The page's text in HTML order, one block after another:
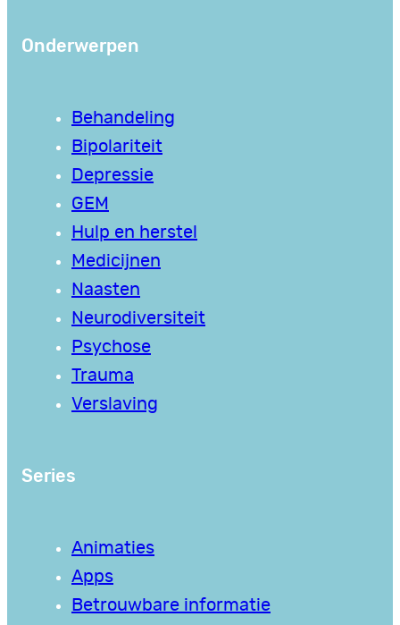
Onderwerpen
Behandeling
Bipolariteit
Depressie
GEM
Hulp en herstel
Medicijnen
Naasten
Neurodiversiteit
Psychose
Trauma
Verslaving
Series
Animaties
Apps
Betrouwbare informatie